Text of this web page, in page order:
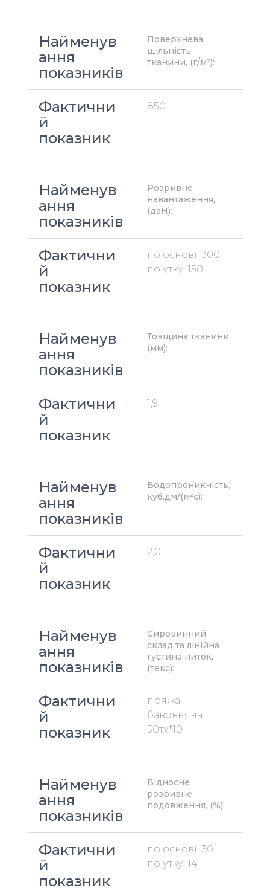
Найменув
ання
показників
Поверхнева
щільність
тканини, (г/м²):
Фактични
й
показник
850
Найменув
ання
показників
Розривне
навантаження,
(даН):
Фактични
й
показник
по основі: 300
по утку: 150
Найменув
ання
показників
Товщина тканини,
(мм):
Фактични
й
показник
1,9
Найменув
ання
показників
Водопроникність,
куб.дм/(м²с):
Фактични
й
показник
2,0
Найменув
ання
показників
Сировинний
склад та лінійна
густина ниток,
(текс):
Фактични
й
показник
пряжа
бавовняна
50тх*10
Найменув
ання
показників
Відносне
розривне
подовження, (%):
Фактични
й
показник
по основі: 30
по утку: 14